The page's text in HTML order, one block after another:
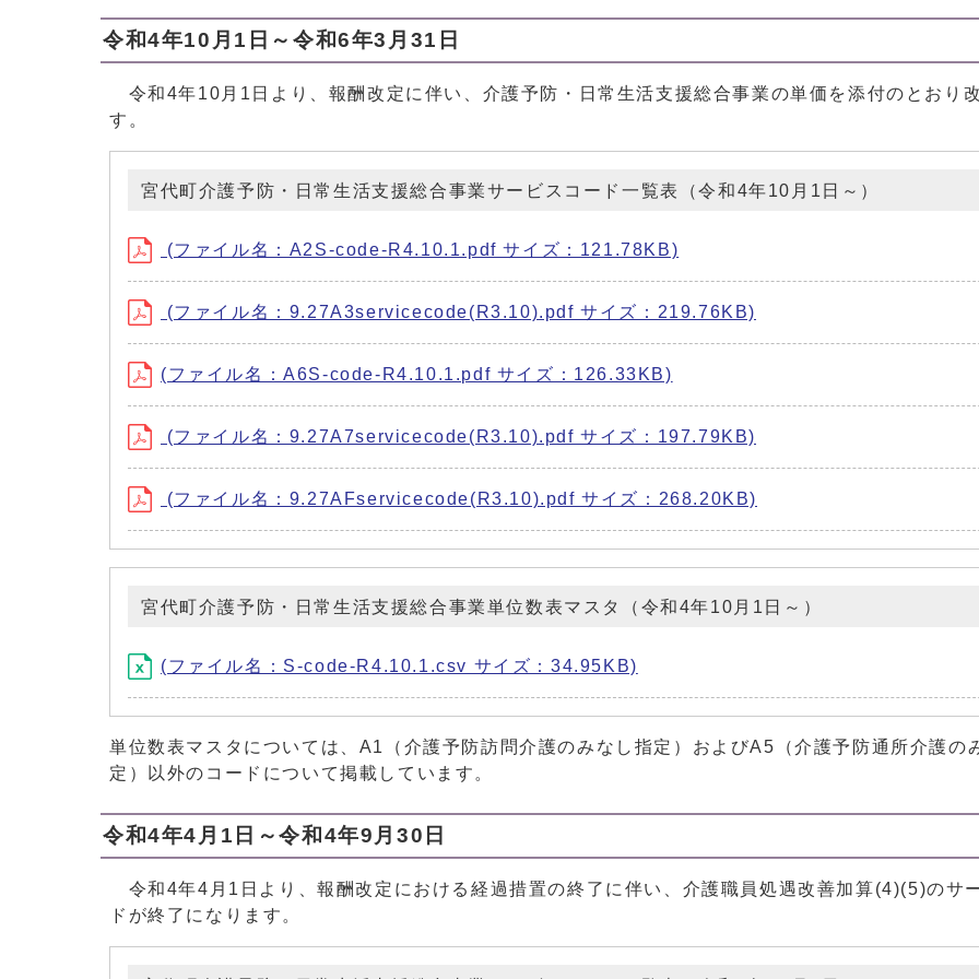
令和4年10月1日～令和6年3月31日
令和4年10月1日より、報酬改定に伴い、介護予防・日常生活支援総合事業の単価を添付のとおり
す。
宮代町介護予防・日常生活支援総合事業サービスコード一覧表（令和4年10月1日～）
(ファイル名：A2S-code-R4.10.1.pdf サイズ：121.78KB)
(ファイル名：9.27A3servicecode(R3.10).pdf サイズ：219.76KB)
(ファイル名：A6S-code-R4.10.1.pdf サイズ：126.33KB)
(ファイル名：9.27A7servicecode(R3.10).pdf サイズ：197.79KB)
(ファイル名：9.27AFservicecode(R3.10).pdf サイズ：268.20KB)
宮代町介護予防・日常生活支援総合事業単位数表マスタ（令和4年10月1日～）
(ファイル名：S-code-R4.10.1.csv サイズ：34.95KB)
単位数表マスタについては、A1（介護予防訪問介護のみなし指定）およびA5（介護予防通所介護の
定）以外のコードについて掲載しています。
令和4年4月1日～令和4年9月30日
令和4年4月1日より、報酬改定における経過措置の終了に伴い、介護職員処遇改善加算(4)(5)のサ
ドが終了になります。